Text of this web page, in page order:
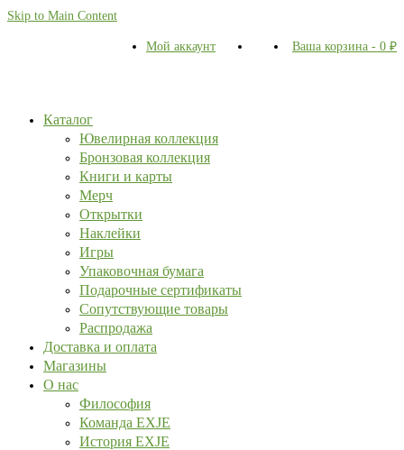
Skip to Main Content
Мой аккаунт Ваша корзина - 0 ₽
Каталог
Ювелирная коллекция
Бронзовая коллекция
Книги и карты
Мерч
Открытки
Наклейки
Игры
Упаковочная бумага
Подарочные сертификаты
Сопутствующие товары
Распродажа
Доставка и оплата
Магазины
О нас
Философия
Команда EXJE
История EXJE